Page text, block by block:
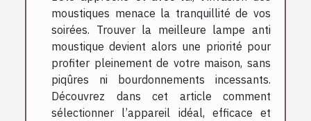
moustiques menace la tranquillité de vos
soirées. Trouver la meilleure lampe anti
moustique devient alors une priorité pour
profiter pleinement de votre maison, sans
piqûres ni bourdonnements incessants.
Découvrez dans cet article comment
sélectionner l’appareil idéal, efficace et